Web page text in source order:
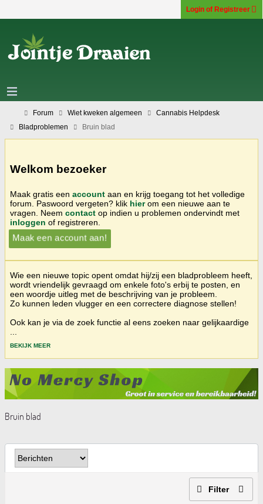
Login of Registreer
Forum Wiet kweken algemeen
Cannabis Helpdesk
Bladproblemen
Bruin blad
Welkom bezoeker
Maak gratis een account aan en krijg toegang tot het volledige
forum. Paswoord vergeten? klik hierom een nieuwe aan te
vragen. Neem contact op indien u problemen ondervindt met
inloggen of registreren.
Maak een account aan!
Wie een nieuwe topic opent omdat hij/zij een bladprobleem heeft,
wordt vriendelijk gevraagd om enkele foto's erbij te posten, en
een woordje uitleg met de beschrijving van je probleem.
Zo kunnen leden vlugger en een correctere diagnose stellen!
Ook kan je via de zoek functie al eens zoeken naar gelijkaardige
BEKIJK MEER
Bruin blad
Filter